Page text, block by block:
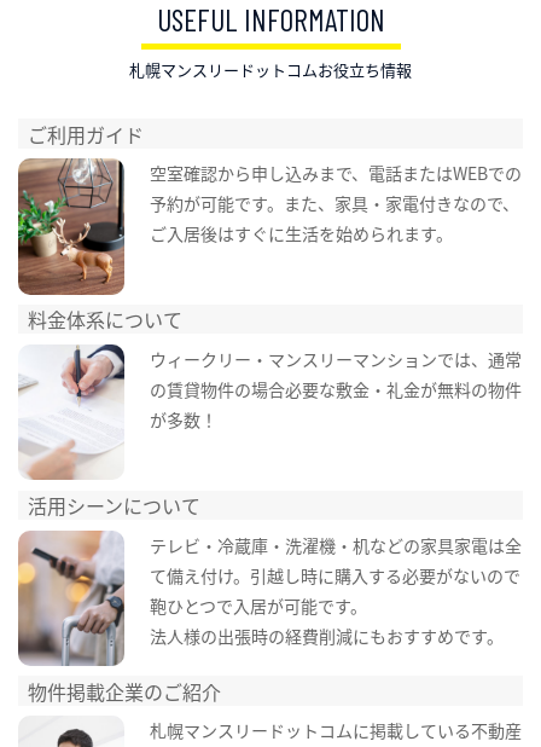
USEFUL INFORMATION
札幌マンスリードットコムお役立ち情報
ご利用ガイド
空室確認から申し込みまで、電話またはWEBでの
予約が可能です。また、家具・家電付きなので、
ご入居後はすぐに生活を始められます。
料金体系について
ウィークリー・マンスリーマンションでは、通常
の賃貸物件の場合必要な敷金・礼金が無料の物件
が多数！
活用シーンについて
テレビ・冷蔵庫・洗濯機・机などの家具家電は全
て備え付け。引越し時に購入する必要がないので
鞄ひとつで入居が可能です。
法人様の出張時の経費削減にもおすすめです。
物件掲載企業のご紹介
札幌マンスリードットコムに掲載している不動産